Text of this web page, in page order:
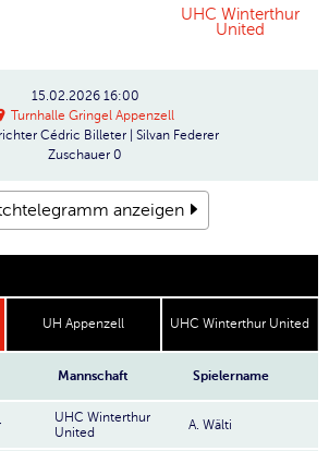
UHC Winterthur
United
15.02.2026 16:00
Turnhalle Gringel Appenzell
Cédric Billeter | Silvan Federer
Zuschauer 0
anzeigen
UH Appenzell UHC Winterthur United
Mannschaft Spielername
UHC Winterthur
United
A. Wälti